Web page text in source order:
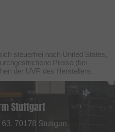
steuerfrei nach United States,
Preise (bei
der UVP des Herstellers.
Stuttgart
63, 70178 Stuttgart